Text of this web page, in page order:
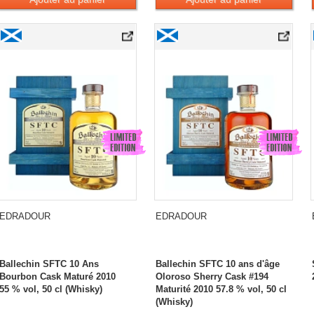
Geschenkset»
Ballechin SFTC 10 Years Old Bourbon Cask Matured 2010
EDRADOUR
Ballechin SFTC 10 Ans
Bourbon Cask Maturé 2010
55 % vol, 50 cl (Whisky)
Edradour Ballechin SFTC 10 Years Old
EDRADOUR
Ballechin SFTC 10 ans d'âge
Oloroso Sherry Cask #194
Maturité 2010 57.8 % vol, 50 cl
(Whisky)